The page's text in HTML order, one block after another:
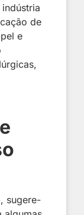
de
e
sugere-